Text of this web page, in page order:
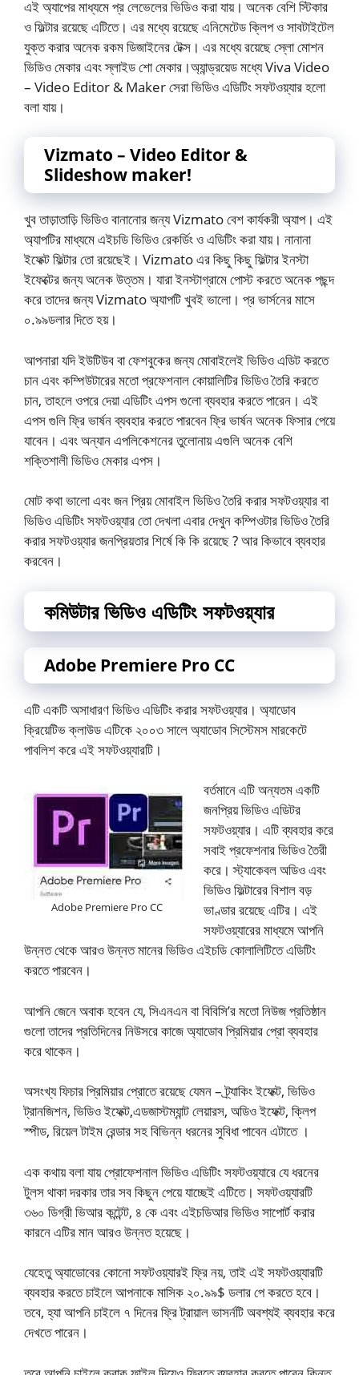
এই অ্যাপের মাধ্যমে প্র লেভেলের ভিডিও করা যায়। অনেক বেশি স্টিকার
ও ফিল্টার রয়েছে এটিতে। এর মধ্যে রয়েছে এনিমেটেড ক্লিপ ও সাবটাইটেল
যুক্ত করার অনেক রকম ডিজাইনের টেক্স। এর মধ্যে রয়েছে স্লো মোশন
ভিডিও মেকার এবং স্লাইড শো মেকার।অ্যান্ড্রয়েড মধ্যে Viva Video
– Video Editor & Maker সেরা ভিডিও এডিটিং সফটওয়্যার হলো
বলা যায়।
Vizmato – Video Editor &
Slideshow maker!
খুব তাড়াতাড়ি ভিডিও বানানোর জন্য Vizmato বেশ কার্যকরী অ্যাপ। এই
অ্যাপটির মাধ্যমে এইচডি ভিডিও রেকর্ডিং ও এডিটিং করা যায়। নানানা
ইফেক্ট ফিল্টার তো রয়েছেই। Vizmato এর কিছু কিছু ফিল্টার ইনস্টা
ইফেক্টের জন্য অনেক উত্তম। যারা ইনস্টাগ্রামে পোস্ট করতে অনেক পছন্দ
করে তাদের জন্য Vizmato অ্যাপটি খুবই ভালো। প্র ভার্সনের মাসে
০.৯৯ডলার দিতে হয়।
আপনারা যদি ইউটিউব বা ফেশবুকের জন্য মোবাইলেই ভিডিও এডিট করতে
চান এবং কম্পিউটারের মতো প্রফেশনাল কোয়ালিটির ভিডিও তৈরি করতে
চান, তাহলে ওপরে দেয়া এডিটিং এপস গুলো ব্যবহার করতে পারেন। এই
এপস গুলি ফ্রি ভার্ষন ব্যবহার করতে পারবেন ফ্রি ভার্ষন অনেক ফিসার পেয়ে
যাবেন। এবং অন্যান এপলিকেশনের তুলোনায় এগুলি অনেক বেশি
শক্তিশালী ভিডিও মেকার এপস।
মোট কথা ভালো এবং জন প্রিয় মোবাইল ভিডিও তৈরি করার সফটওয়্যার বা
ভিডিও এডিটিং সফটওয়্যার তো দেখলা এবার দেখুন কম্পিওটার ভিডিও তৈরি
করার সফটওয়্যার জনপ্রিয়তার শির্ষে কি কি রয়েছে ? আর কিভাবে ব্যবহার
করবেন।
কমিউটার ভিডিও এডিটিং সফটওয়্যার
Adobe Premiere Pro CC
এটি একটি অসাধারণ ভিডিও এডিটিং করার সফটওয়্যার। অ্যাডোব
ক্রিয়েটিভ ক্লাউড এটিকে ২০০৩ সালে অ্যাডোব সিস্টেমস মারকেটে
পাবলিশ করে এই সফটওয়্যারটি।
Adobe Premiere Pro CC
বর্তমানে এটি অন্যতম একটি
জনপ্রিয় ভিডিও এডিটর
সফটওয়্যার। এটি ব্যবহার করে
সবাই প্রফেশনার ভিডিও তৈরী
করে। স্ট্যাকেবল অডিও এবং
ভিডিও ফিল্টারের বিশাল বড়
ভাণ্ডার রয়েছে এটির। এই
সফটওয়্যারের মাধ্যমে আপনি
উন্নত থেকে আরও উন্নত মানের ভিডিও এইচডি কোলালিটিতে এডিটিং
করতে পারবেন।
আপনি জেনে অবাক হবেন যে, সিএনএন বা বিবিসি’র মতো নিউজ প্রতিষ্ঠান
গুলো তাদের প্রতিদিনের নিউসরে কাজে অ্যাডোব প্রিমিয়ার প্রো ব্যবহার
করে থাকেন।
অসংখ্য ফিচার প্রিমিয়ার প্রোতে রয়েছে যেমন – ট্র্যাকিং ইফেক্ট, ভিডিও
ট্রানজিশন, ভিডিও ইফেক্ট,এডজাস্টম্যান্ট লেয়ারস, অডিও ইফেক্ট, ক্লিপ
স্পীড, রিয়েল টাইম রেন্ডার সহ বিভিন্ন ধরনের সুবিধা পাবেন এটাতে ।
এক কথায় বলা যায় প্রোফেশনাল ভিডিও এডিটিং সফটওয়্যারে যে ধরনের
টুলস থাকা দরকার তার সব কিছুন পেয়ে যাচ্ছেই এটিতে। সফটওয়্যারটি
৩৬০ ডিগ্রী ভিআর কন্টেন্ট, ৪ কে এবং এইচডিআর ভিডিও সাপোর্ট করার
কারনে এটির মান আরও উন্নত হয়েছে।
যেহেতু অ্যাডোবের কোনো সফটওয়্যারই ফ্রি নয়, তাই এই সফটওয়্যারটি
ব্যবহার করতে চাইলে আপনাকে মাসিক ২০.৯৯$ ডলার পে করতে হবে।
তবে, হ্যা আপনি চাইলে ৭ দিনের ফ্রি ট্রায়াল ভাসর্নটি অবশ্যই ব্যবহার করে
দেখতে পারেন।